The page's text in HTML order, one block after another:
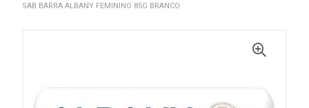
SAB BARRA ALBANY FEMININO 85G BRANCO